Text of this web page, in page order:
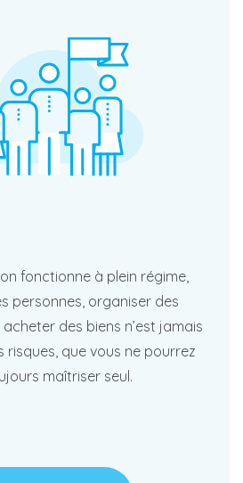
fonctionne à plein régime,
personnes, organiser des
des biens n’est jamais
risques, que vous ne pourrez
maîtriser seul.